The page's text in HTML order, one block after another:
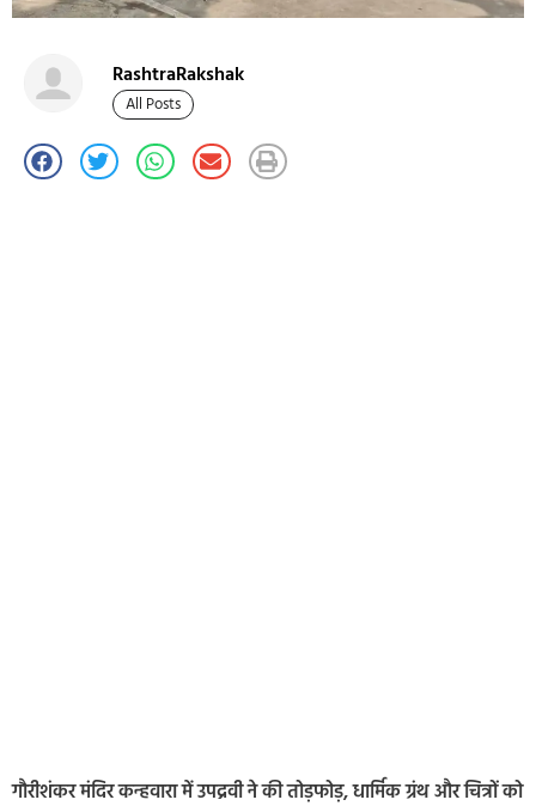
RashtraRakshak
All Posts
गौरीशंकर मंदिर कन्हवारा में उपद्रवी ने की तोड़फोड़, धार्मिक ग्रंथ और चित्रों को